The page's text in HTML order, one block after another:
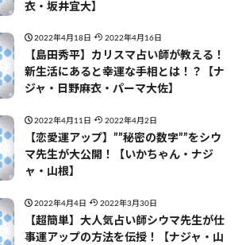
衣・坂井宜大】
2022年4月18日 2022年4月16日
【島田秀平】カリスマ占い師が教える！
新生活にあると幸運な手相とは！？【ナ
ジャ・日野麻衣・パーマ大佐】
2022年4月11日 2022年4月2日
【恋愛運アップ】””秘密の数字””をシウ
マ先生が大公開！【いかちゃん・ナジ
ャ・山根】
2022年4月4日 2022年3月30日
【超簡単】大人気占い師シウマ先生が仕
事運アップの方法を伝授！【ナジャ・山